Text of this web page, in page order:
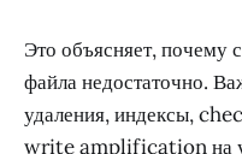
Это объясняет, почему
файла недостаточно.
удаления, индексы,
write amplification на